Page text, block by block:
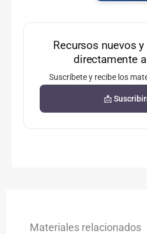
Recursos nuevos
directamente
Suscríbete y recibe los
📩
Materiales relacionados